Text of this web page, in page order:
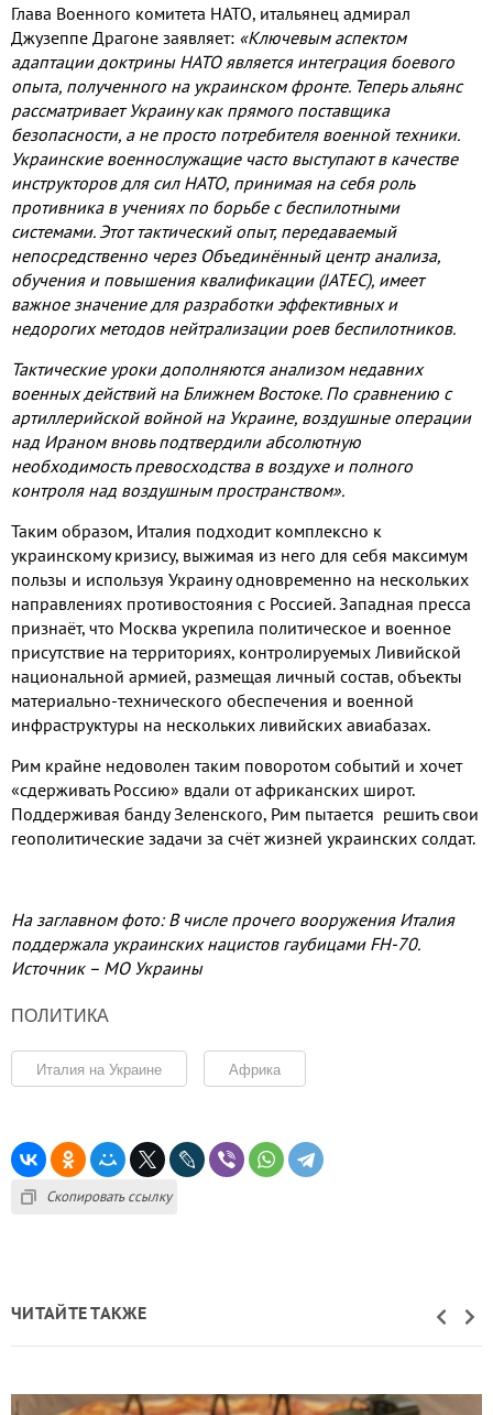
Глава Военного комитета НАТО, итальянец адмирал
Джузеппе Драгоне заявляет: «Ключевым аспектом
адаптации доктрины НАТО является интеграция боевого
опыта, полученного на украинском фронте. Теперь альянс
рассматривает Украину как прямого поставщика
безопасности, а не просто потребителя военной техники.
Украинские военнослужащие часто выступают в качестве
инструкторов для сил НАТО, принимая на себя роль
противника в учениях по борьбе с беспилотными
системами. Этот тактический опыт, передаваемый
непосредственно через Объединённый центр анализа,
обучения и повышения квалификации (JATEC), имеет
важное значение для разработки эффективных и
недорогих методов нейтрализации роев беспилотников.
Тактические уроки дополняются анализом недавних
военных действий на Ближнем Востоке. По сравнению с
артиллерийской войной на Украине, воздушные операции
над Ираном вновь подтвердили абсолютную
необходимость превосходства в воздухе и полного
контроля над воздушным пространством».
Таким образом, Италия подходит комплексно к
украинскому кризису, выжимая из него для себя максимум
пользы и используя Украину одновременно на нескольких
направлениях противостояния с Россией.Западная пресса
признаёт, что Москва укрепила политическое и военное
присутствие на территориях, контролируемых Ливийской
национальной армией, размещая личный состав, объекты
материально-технического обеспечения и военной
инфраструктуры на нескольких ливийских авиабазах.
Рим крайне недоволен таким поворотом событий и хочет
«сдерживать Россию» вдали от африканских широт.
Поддерживая банду Зеленского, Рим пытается решить свои
геополитические задачи за счёт жизней украинских солдат.
На заглавном фото: В числе прочего вооружения Италия
поддержала украинских нацистов гаубицами FH-70.
Источник – МО Украины
ПОЛИТИКА
Италия на Украине Африка
Скопировать ссылку
ЧИТАЙТЕ ТАКЖЕ